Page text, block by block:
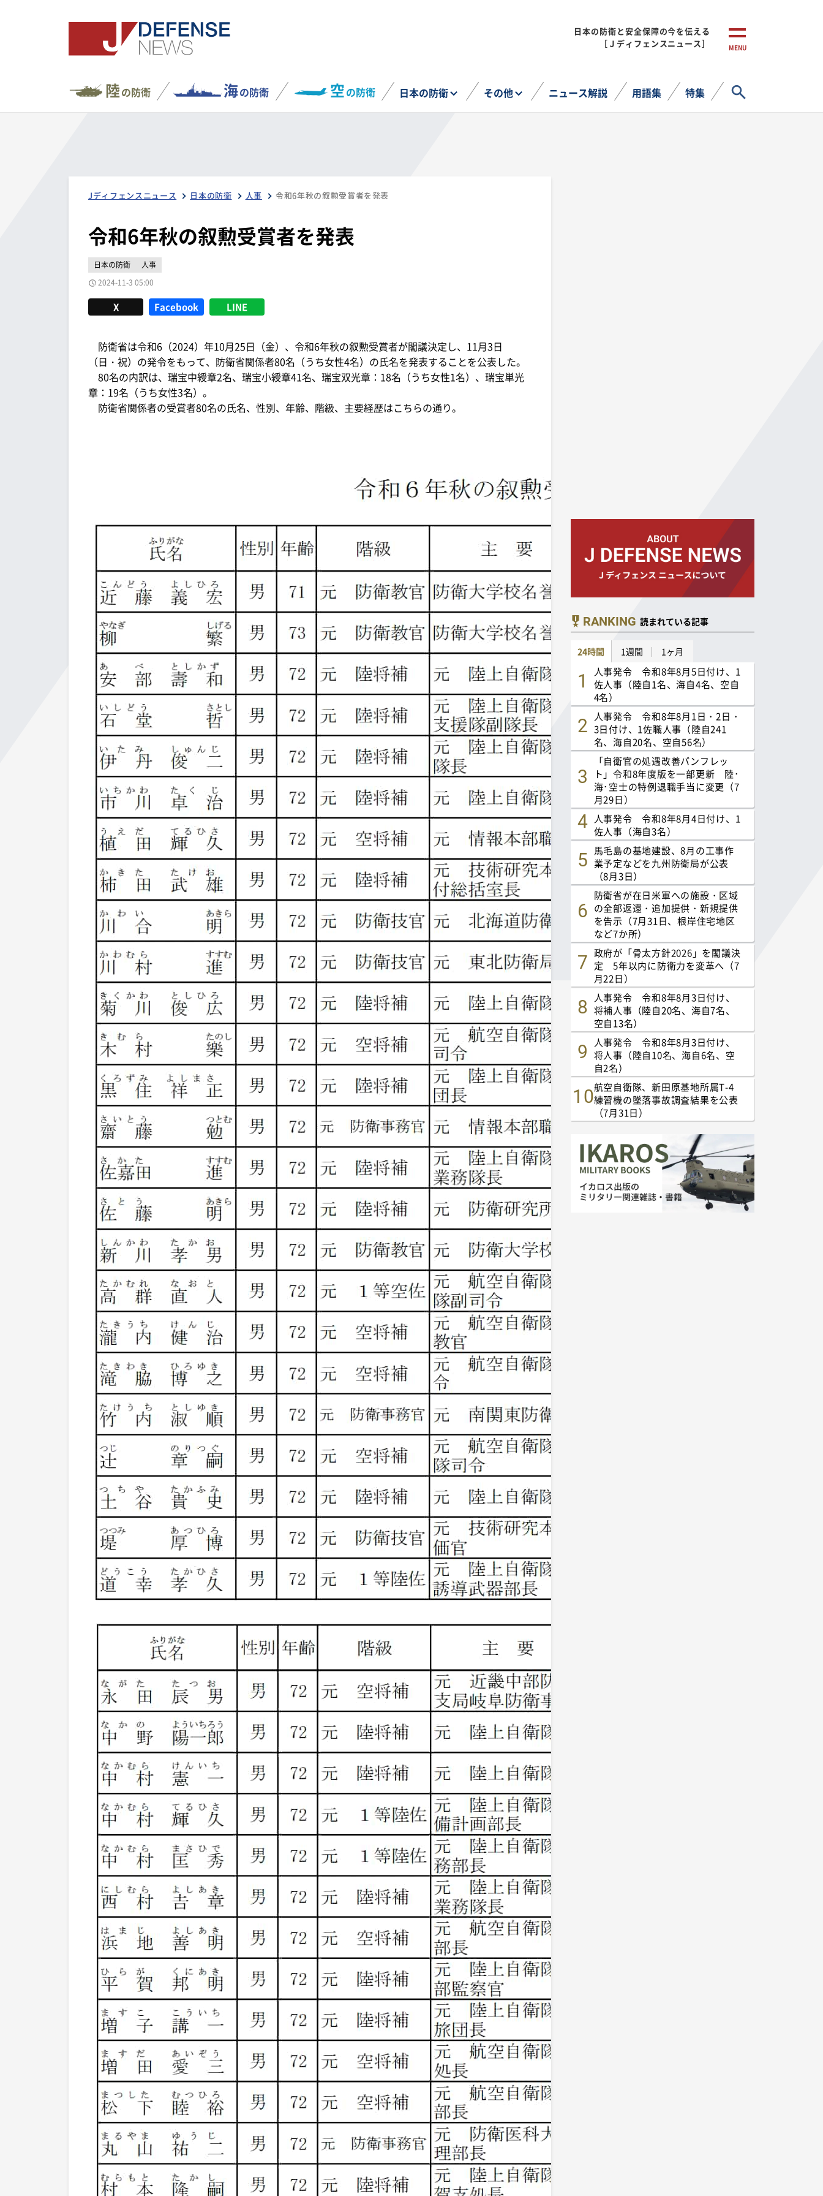
日本の防衛と安全保障の今を伝える
［Ｊディフェンスニュース］
MENU
陸の防衛 海の防衛 空の防衛 日本の防衛 その他 ニュース解説 用語集 特集
Jディフェンスニュース 日本の防衛 人事 令和6年秋の叙勲受賞者を発表
令和6年秋の叙勲受賞者を発表
日本の防衛
人事
2024-11-3 05:00
X Facebook LINE
防衛省は令和6（2024）年10月25日（金）、令和6年秋の叙勲受賞者が閣議決定し、11月3日
（日・祝）の発令をもって、防衛省関係者80名（うち女性4名）の氏名を発表することを公表した。
80名の内訳は、瑞宝中綬章2名、瑞宝小綬章41名、瑞宝双光章：18名（うち女性1名）、瑞宝単光
章：19名（うち女性3名）。
防衛省関係者の受賞者80名の氏名、性別、年齢、階級、主要経歴はこちらの通り。
RANKING 読まれている記事
24時間 1週間 1ヶ月
人事発令 令和8年8月5日付け、1
佐人事（陸自1名、海自4名、空自
4名）
人事発令 令和8年8月1日・2日・
3日付け、1佐職人事（陸自241
名、海自20名、空自56名）
「自衛官の処遇改善パンフレッ
ト」令和8年度版を一部更新 陸･
海･空士の特例退職手当に変更（7
月29日）
人事発令 令和8年8月4日付け、1
佐人事（海自3名）
馬毛島の基地建設、8月の工事作
業予定などを九州防衛局が公表
（8月3日）
防衛省が在日米軍への施設・区域
の全部返還・追加提供・新規提供
を告示（7月31日、根岸住宅地区
など7か所）
政府が「骨太方針2026」を閣議決
定 5年以内に防衛力を変革へ（7
月22日）
人事発令 令和8年8月3日付け、
将補人事（陸自20名、海自7名、
空自13名）
人事発令 令和8年8月3日付け、
将人事（陸自10名、海自6名、空
自2名）
航空自衛隊、新田原基地所属T-4
練習機の墜落事故調査結果を公表
（7月31日）